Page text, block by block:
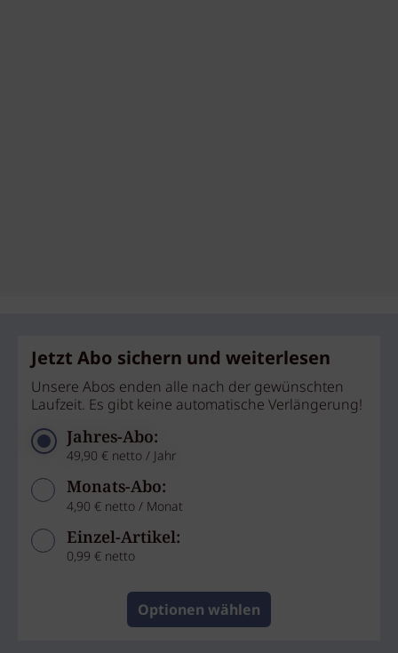
Jetzt Abo sichern und weiterlesen
Unsere Abos enden alle nach der gewünschten
Laufzeit. Es gibt keine automatische Verlängerung!
Jahres-Abo:
49,90 € netto / Jahr
Monats-Abo:
4,90 € netto / Monat
Einzel-Artikel:
0,99 € netto
Optionen wählen